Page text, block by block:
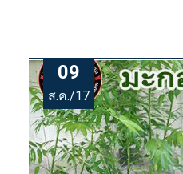
09
ส.ค./17